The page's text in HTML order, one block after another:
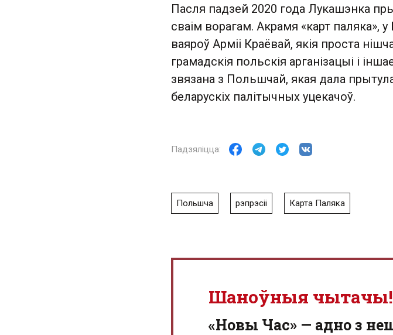
Пасля падзей 2020 года Лукашэнка
сваім ворагам. Акрамя «карт паляка», у
ваяроў Арміі Краёвай, якія проста
грамадскія польскія арганізацыі і
звязана з Польшчай, якая дала
беларускіх палітычных уцекачоў.
Польшча рэпрэсіі Карта Паляка
Шаноўныя чытачы!
«Новы Час» — адно з